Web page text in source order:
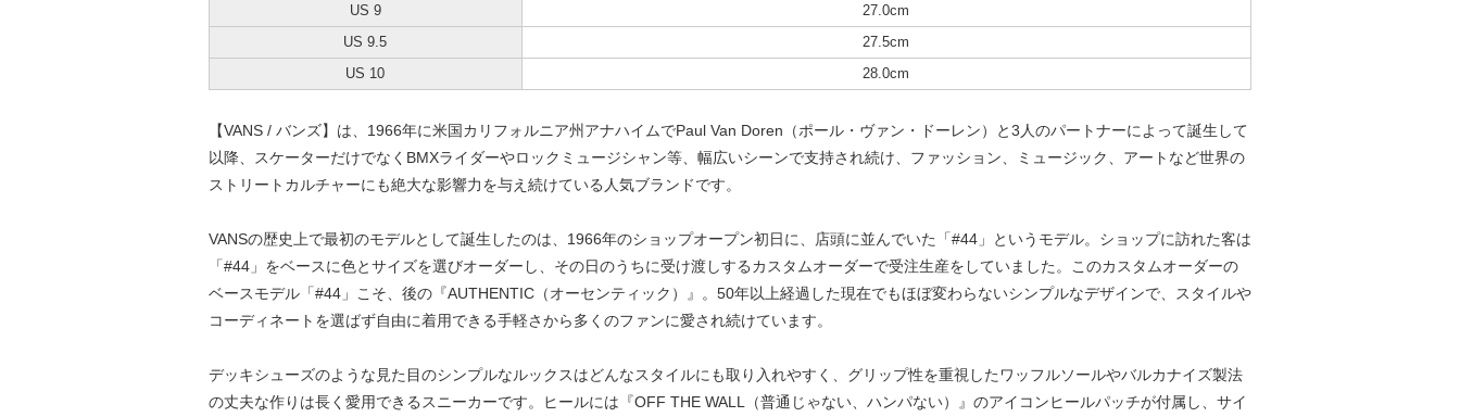
US 9 27.0cm
US 9.5 27.5cm
US 10 28.0cm
【VANS / バンズ】は、1966年に米国カリフォルニア州アナハイムでPaul Van Doren（ポール・ヴァン・ドーレン）と3人のパートナーによって誕生して
以降、スケーターだけでなくBMXライダーやロックミュージシャン等、幅広いシーンで支持され続け、ファッション、ミュージック、アートなど世界の
ストリートカルチャーにも絶大な影響力を与え続けている人気ブランドです。
VANSの歴史上で最初のモデルとして誕生したのは、1966年のショップオープン初日に、店頭に並んでいた「#44」というモデル。ショップに訪れた客は
「#44」をベースに色とサイズを選びオーダーし、その日のうちに受け渡しするカスタムオーダーで受注生産をしていました。このカスタムオーダーの
ベースモデル「#44」こそ、後の『AUTHENTIC（オーセンティック）』。50年以上経過した現在でもほぼ変わらないシンプルなデザインで、スタイルや
コーディネートを選ばず自由に着用できる手軽さから多くのファンに愛され続けています。
デッキシューズのような見た目のシンプルなルックスはどんなスタイルにも取り入れやすく、グリップ性を重視したワッフルソールやバルカナイズ製法
の丈夫な作りは長く愛用できるスニーカーです。ヒールには『OFF THE WALL（普通じゃない、ハンパない）』のアイコンヒールパッチが付属し、サイ